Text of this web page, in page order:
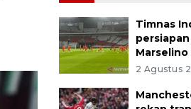
Timnas
Marselino
2 Agustus